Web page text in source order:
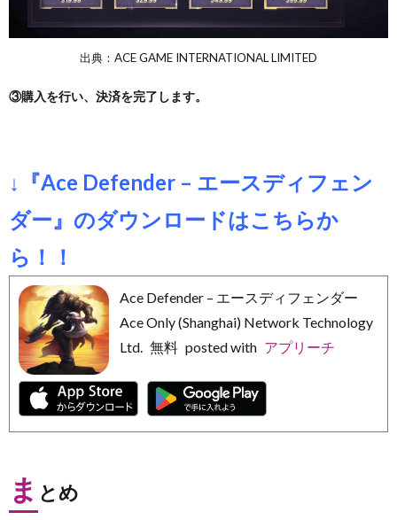
出典：ACE GAME INTERNATIONAL LIMITED
③購入を行い、決済を完了します。
↓『Ace Defender – エースディフェン
ダー』のダウンロードはこちらか
ら！！
Ace Defender – エースディフェンダー
Ace Only (Shanghai) Network Technology
Ltd. 無料 posted with アプリーチ
ま とめ